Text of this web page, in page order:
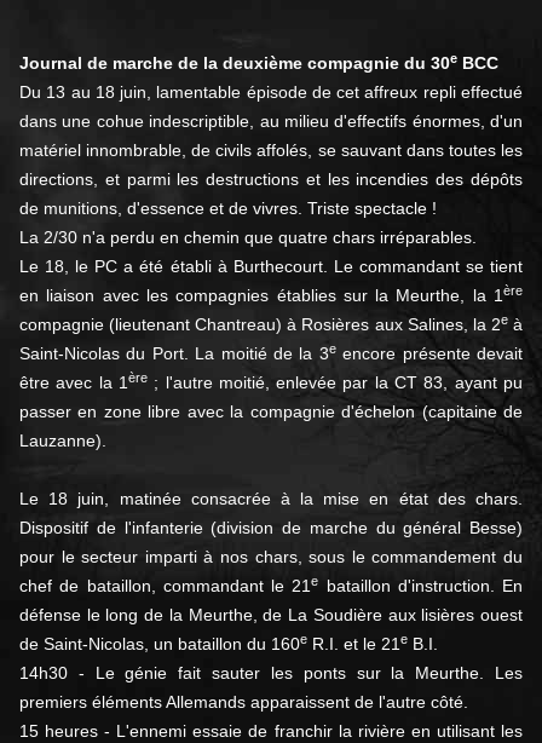
Journal de marche de la deuxième compagnie du 30e BCC
Du 13 au 18 juin, lamentable épisode de cet affreux repli effectué
dans une cohue indescriptible, au milieu d'effectifs énormes, d'un
matériel innombrable, de civils affolés, se sauvant dans toutes les
directions, et parmi les destructions et les incendies des dépôts
de munitions, d'essence et de vivres. Triste spectacle !
La 2/30 n'a perdu en chemin que quatre chars irréparables.
Le 18, le PC a été établi à Burthecourt. Le commandant se tient
en liaison avec les compagnies établies sur la Meurthe, la 1 ère
compagnie (lieutenant Chantreau) à Rosières aux Salines, la 2eà
Saint-Nicolas du Port. La moitié de la 3eencore présente devait
être avec la 1 ère; l'autre moitié, enlevée par la CT 83, ayant pu
passer en zone libre avec la compagnie d'échelon (capitaine de
Lauzanne).
Le 18 juin, matinée consacrée à la mise en état des chars.
Dispositif de l'infanterie (division de marche du général Besse)
pour le secteur imparti à nos chars, sous le commandement du
chef de bataillon, commandant le 21e
bataillon d'instruction. En
défense le long de la Meurthe, de La Soudière aux lisières ouest
de Saint-Nicolas, un bataillon du 160e R.I. et le 21 e B.I.
14h30 - Le génie fait sauter les ponts sur la Meurthe. Les
premiers éléments Allemands apparaissent de l'autre côté.
15 heures - L'ennemi essaie de franchir la rivière en utilisant les